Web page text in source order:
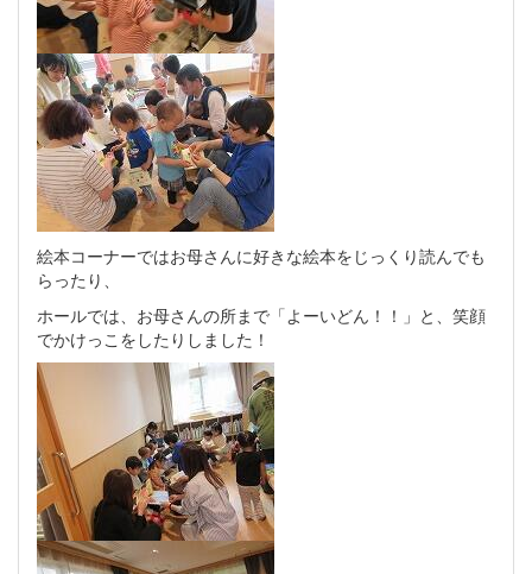
絵本コーナーではお母さんに好きな絵本をじっくり読んでも
らったり、
ホールでは、お母さんの所まで「よーいどん！！」と、笑顔
でかけっこをしたりしました！